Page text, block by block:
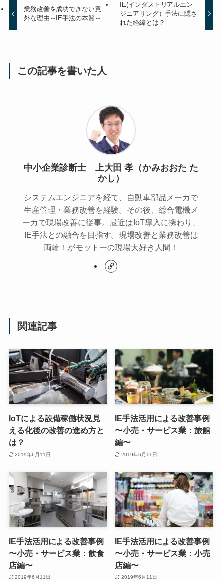
業務改善を成功できない意
外な理由～IE手法の本質～
IE(インダストリアルエン
ジニアリング）手法に隠さ
れた経緯とは？
この記事を書いた人
中小企業診断士 上大田 孝（かみおおた た
かし）
システムエンジニアを経て、自動車部品メーカで
生産管理・業務改善を経験。その後、総合電機メ
ーカで現場改善に従事。最近はIoT導入に携わり、
IE手法との融合を目指す。現場改善と業務改善は
両輪！がモットーの現場大好き人間！
関連記事
IoTによる設備稼働状況見
える化後の改善の進め方と
は？
2019年6月11日
IE手法活用による改善事例
〜小売・サービス業：旅館
編〜
2019年6月11日
IE手法活用による改善事例
〜小売・サービス業：飲食
店編〜
2019年6月11日
IE手法活用による改善事例
〜小売・サービス業：小売
店編〜
2019年6月11日